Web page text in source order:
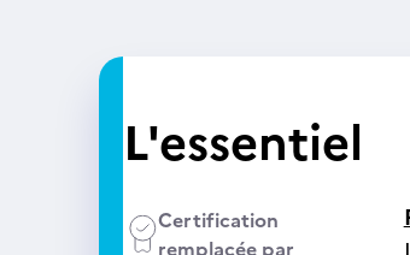
L'essentiel
Certification
remplacée par